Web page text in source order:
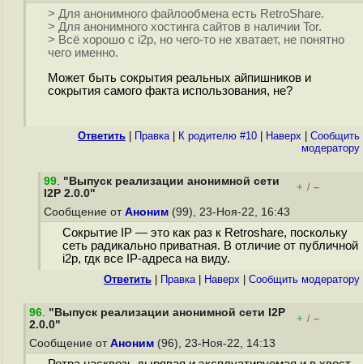
> Для анонимного файлообмена есть RetroShare.
> Для анонимного хостинга сайтов в наличии Tor.
> Всё хорошо с i2p, но чего-то не хватает, не понятно
чего именно.
Может быть сокрытия реальных айпишников и
сокрытия самого факта использования, не?
Ответить Правка| К родителю #10 Наверх
Cообщить
модератору
99. "Выпуск реализации анонимной сети
I2P 2.0.0"
+ / –
Сообщение от Аноним (99), 23-Ноя-22, 16:43
Сокрытие IP — это как раз к Retroshare, поскольку
сеть радикально приватная. В отличие от публичной
i2p, гдк все IP-адреса на виду.
Ответить Правка| Наверх Cообщить модератору
96. "Выпуск реализации анонимной сети I2P
2.0.0"
+ / –
Сообщение от Аноним (96), 23-Ноя-22, 14:13